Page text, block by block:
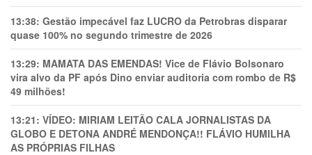
13:38: Gestão impecável faz LUCRO da Petrobras disparar
quase 100% no segundo trimestre de 2026
13:29: MAMATA DAS EMENDAS! Vice de Flávio Bolsonaro
vira alvo da PF após Dino enviar auditoria com rombo de R$
49 milhões!
13:21: VÍDEO: MIRIAM LEITÃO CALA JORNALISTAS DA
GLOBO E DETONA ANDRÉ MENDONÇA!! FLÁVIO HUMILHA
AS PRÓPRIAS FILHAS